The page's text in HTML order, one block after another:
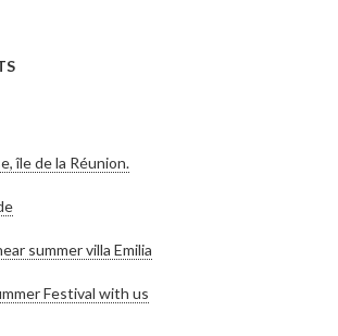
île de la Réunion.
summer villa Emilia
Festival with us